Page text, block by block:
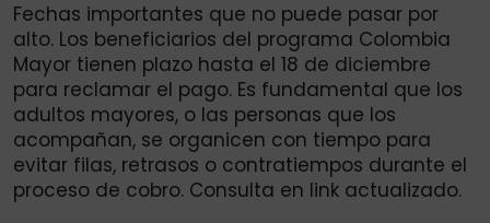
Fechas importantes que no puede pasar por
alto. Los beneficiarios del programa Colombia
Mayor tienen plazo hasta el 18 de diciembre
para reclamar el pago. Es fundamental que los
adultos mayores, o las personas que los
acompañan, se organicen con tiempo para
evitar filas, retrasos o contratiempos durante el
proceso de cobro. Consulta en link actualizado.